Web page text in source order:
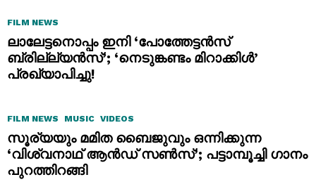
FILM NEWS
ലാലേട്ടനൊപ്പം ഇനി ‘പോത്തേട്ടൻസ്
ബ്രില്ല്യൻസ്’; ‘നെടുങ്കണ്ടം മിറാക്കിൾ’
പ്രഖ്യാപിച്ചു!
FILM NEWS MUSIC VIDEOS
സൂര്യയും മമിത ബൈജുവും ഒന്നിക്കുന്ന
‘വിശ്വനാഥ് ആൻഡ് സൺസ്’; പട്ടാമ്പൂച്ചി ഗാനം
പുറത്തിറങ്ങി